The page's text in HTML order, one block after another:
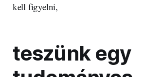
kell figyelni,
teszünk egy